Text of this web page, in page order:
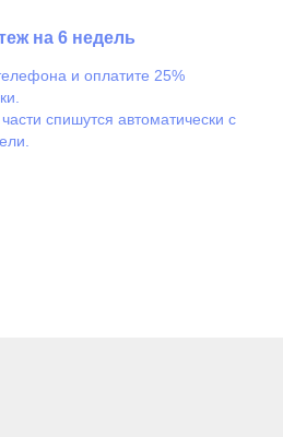
на 6 недель
и оплатите 25%
спишутся автоматически с